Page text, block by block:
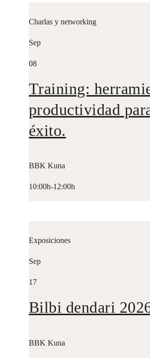
Charlas y networking
Sep
08
Training:
productividad
éxito.
BBK Kuna
10:00h-12:00h
Exposiciones
Sep
17
Bilbi dendari
BBK Kuna